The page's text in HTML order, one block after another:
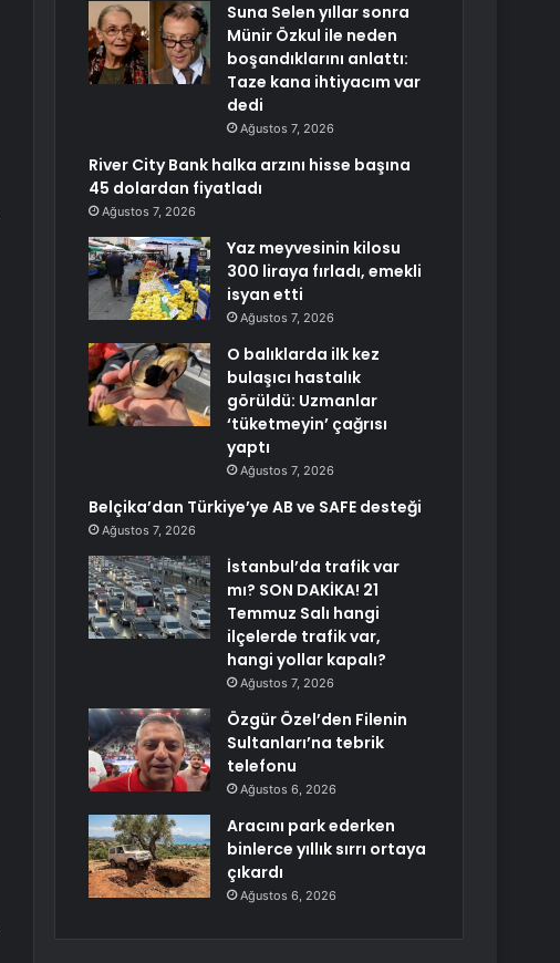
Suna Selen yıllar sonra
Münir Özkul ile neden
boşandıklarını anlattı:
Taze kana ihtiyacım var
dedi
Ağustos 7, 2026
River City Bank halka arzını hisse başına
45 dolardan fiyatladı
Ağustos 7, 2026
Yaz meyvesinin kilosu
300 liraya fırladı, emekli
isyan etti
Ağustos 7, 2026
O balıklarda ilk kez
bulaşıcı hastalık
görüldü: Uzmanlar
‘tüketmeyin’ çağrısı
yaptı
Ağustos 7, 2026
Belçika’dan Türkiye’ye AB ve SAFE desteği
Ağustos 7, 2026
İstanbul’da trafik var
mı? SON DAKİKA! 21
Temmuz Salı hangi
ilçelerde trafik var,
hangi yollar kapalı?
Ağustos 7, 2026
Özgür Özel’den Filenin
Sultanları’na tebrik
telefonu
Ağustos 6, 2026
Aracını park ederken
binlerce yıllık sırrı ortaya
çıkardı
Ağustos 6, 2026